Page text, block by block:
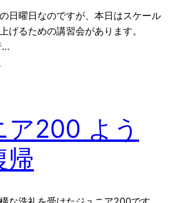
日曜日なのですが、本日はスケール
げるための講習会があります。
…
ア200 よう
帰